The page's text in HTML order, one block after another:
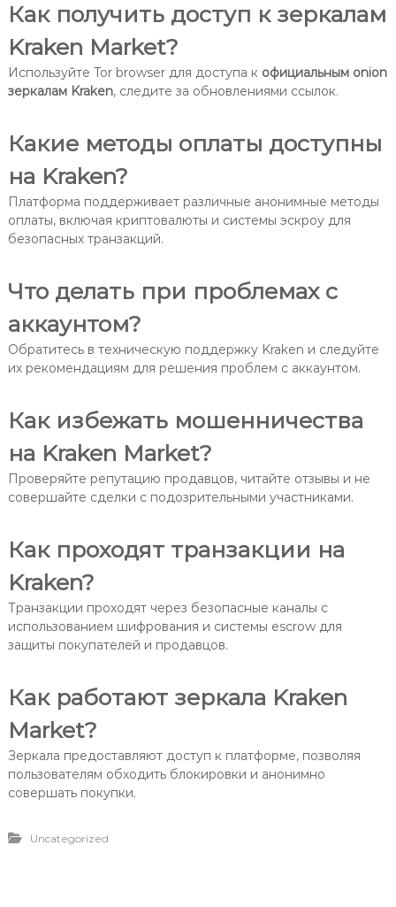
Как получить доступ к зеркалам
Kraken Market?
Используйте Tor browser для доступа к официальным onion
зеркалам Kraken, следите за обновлениями ссылок.
Какие методы оплаты доступны
на Kraken?
Платформа поддерживает различные анонимные методы
оплаты, включая криптовалюты и системы эскроу для
безопасных транзакций.
Что делать при проблемах с
аккаунтом?
Обратитесь в техническую поддержку Kraken и следуйте
их рекомендациям для решения проблем с аккаунтом.
Как избежать мошенничества
на Kraken Market?
Проверяйте репутацию продавцов, читайте отзывы и не
совершайте сделки с подозрительными участниками.
Как проходят транзакции на
Kraken?
Транзакции проходят через безопасные каналы с
использованием шифрования и системы escrow для
защиты покупателей и продавцов.
Как работают зеркала Kraken
Market?
Зеркала предоставляют доступ к платформе, позволяя
пользователям обходить блокировки и анонимно
совершать покупки.
Uncategorized